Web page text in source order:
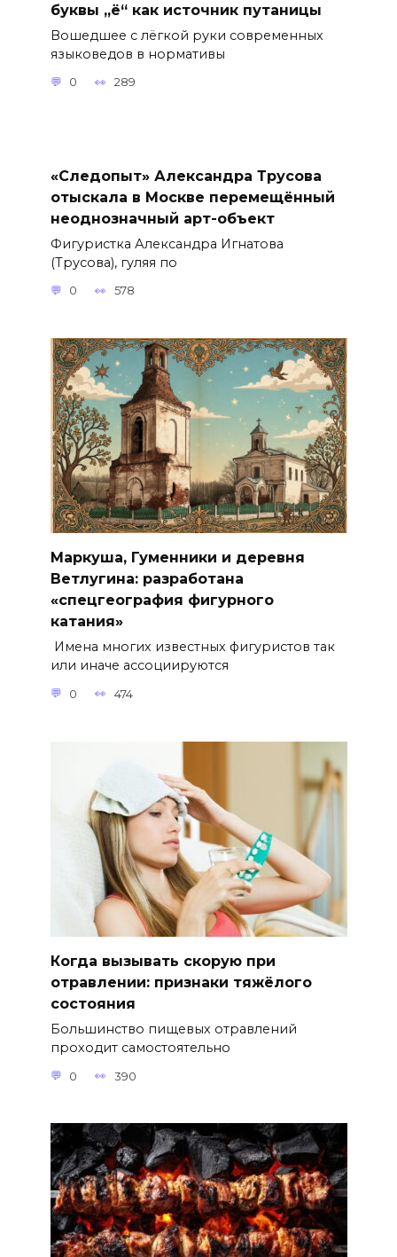
буквы „ё“ как источник путаницы
Вошедшее с лёгкой руки современных
языковедов в нормативы
0 289
«Следопыт» Александра Трусова
отыскала в Москве перемещённый
неоднозначный арт-объект
Фигуристка Александра Игнатова
(Трусова), гуляя по
0 578
Маркуша, Гуменники и деревня
Ветлугина: разработана
«спецгеография фигурного
катания»
Имена многих известных фигуристов так
или иначе ассоциируются
0 474
Когда вызывать скорую при
отравлении: признаки тяжёлого
состояния
Большинство пищевых отравлений
проходит самостоятельно
0 390